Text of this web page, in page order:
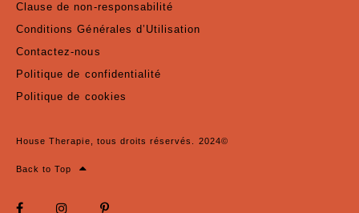
Clause de non-responsabilité
Conditions Générales d’Utilisation
Contactez-nous
Politique de confidentialité
Politique de cookies
House Therapie, tous droits réservés. 2024©
Back to Top